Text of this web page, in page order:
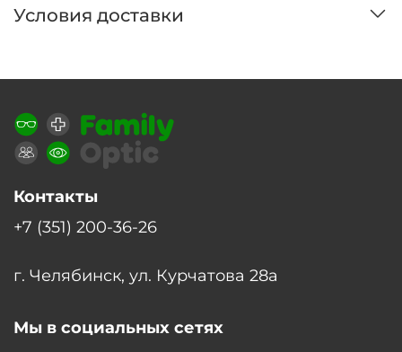
Условия доставки
Контакты
+7 (351) 200-36-26
г. Челябинск, ул. Курчатова 28а
Мы в социальных сетях